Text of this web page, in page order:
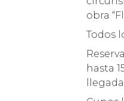
obra
Todos
hasta